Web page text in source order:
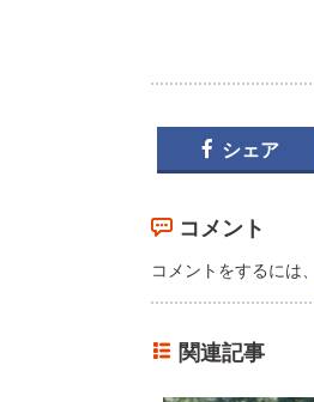
 シェア
コメント
コメントをするには、
関連記事